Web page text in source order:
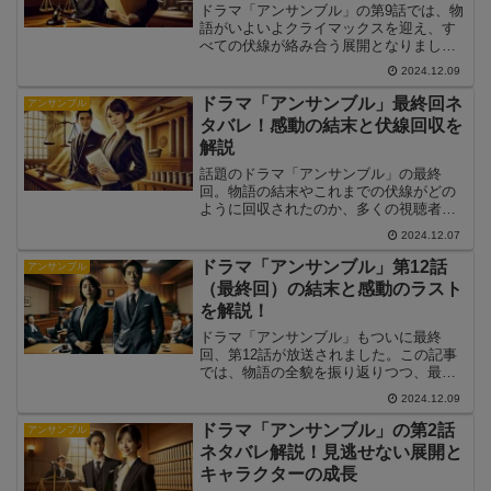
ドラマ「アンサンブル」の第9話では、物
語がいよいよクライマックスを迎え、す
べての伏線が絡み合う展開となりまし
た。この記事では、第9話のあらすじをネ
タバレ解説し、その見どころや最終回に
向けた伏線について詳しくお伝えしま
す。
2024.12.09
アンサンブル
ドラマ「アンサンブル」最終回ネ
タバレ！感動の結末と伏線回収を
解説
話題のドラマ「アンサンブル」の最終
回。物語の結末やこれまでの伏線がどの
ように回収されたのか、多くの視聴者が
注目しています。この記事では、最終回
のネタバレを含む感動の結末や、これま
でのストーリーとの繋がりについて詳し
く解説します。
2024.12.07
アンサンブル
ドラマ「アンサンブル」第12話
（最終回）の結末と感動のラスト
を解説！
ドラマ「アンサンブル」もついに最終
回、第12話が放送されました。この記事
では、物語の全貌を振り返りつつ、最終
回で描かれた感動的なシーンや注目ポイ
2024.12.09
アンサンブル
ドラマ「アンサンブル」の第2話
ネタバレ解説！見逃せない展開と
キャラクターの成長